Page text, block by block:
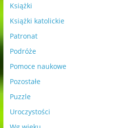
Książki
Książki katolickie
Patronat
Podróże
Pomoce naukowe
Pozostałe
Puzzle
Uroczystości